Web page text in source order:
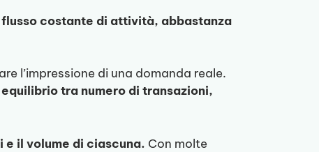
costante di attività, abbastanza
l’impressione di una domanda reale.
tra numero di transazioni,
il volume di ciascuna. Con molte